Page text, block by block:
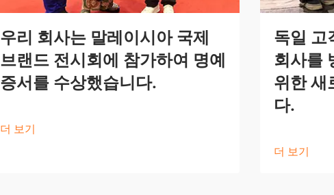
우리 회사는 말레이시아 국제
브랜드 전시회에 참가하여 명예
증서를 수상했습니다.
더 보기
독일 고
회사를
위한 새
다.
더 보기